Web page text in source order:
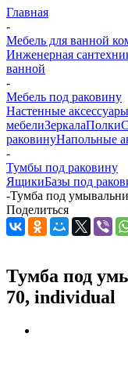
Главная
-
Мебель для ванной
Инженерная
ванной
-
Мебель под раковину
Настенные аксессуары
мебелиЗеркалаПолки
раковинуНапольные
-
Тумбы под раковину
ЯщикиБазы под
-Тумба под
Поделиться
Тумба под
70, individual